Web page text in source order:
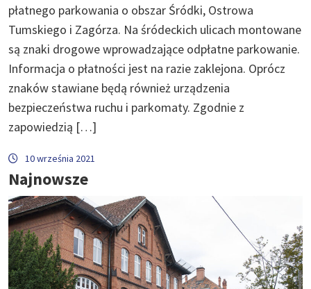
płatnego parkowania o obszar Śródki, Ostrowa
Tumskiego i Zagórza. Na śródeckich ulicach montowane
są znaki drogowe wprowadzające odpłatne parkowanie.
Informacja o płatności jest na razie zaklejona. Oprócz
znaków stawiane będą również urządzenia
bezpieczeństwa ruchu i parkomaty. Zgodnie z
zapowiedzią […]
10 września 2021
Najnowsze